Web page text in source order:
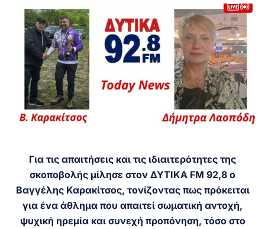
Για τις απαιτήσεις και τις ιδιαιτερότητες της
σκοποβολής μίλησε στον ΔΥΤΙΚΑ FM 92,8 ο
Βαγγέλης Καρακίτσος, τονίζοντας πως πρόκειται
για ένα άθλημα που απαιτεί σωματική αντοχή,
ψυχική ηρεμία και συνεχή προπόνηση, τόσο στο